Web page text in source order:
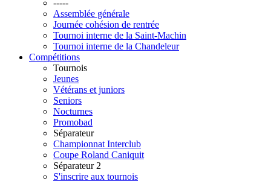
-----
Assemblée générale
Journée cohésion de rentrée
Tournoi interne de la Saint-Machin
Tournoi interne de la Chandeleur
Compétitions
Tournois
Jeunes
Vétérans et juniors
Seniors
Nocturnes
Promobad
Séparateur
Championnat Interclub
Coupe Roland Caniquit
Séparateur 2
S'inscrire aux tournois